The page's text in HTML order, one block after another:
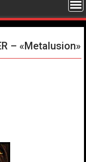
– «Metalusion»